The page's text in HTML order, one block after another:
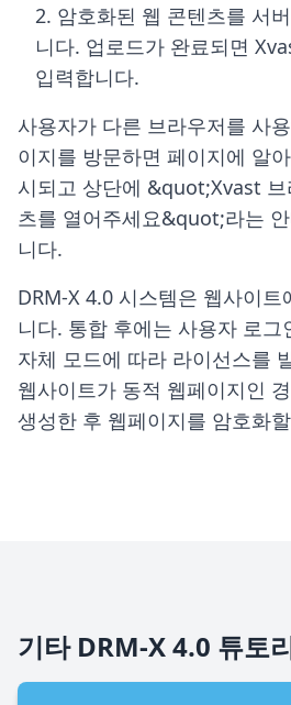
2. 암호화된 웹 콘텐츠를 서
니다. 업로드가 완료되면
입력합니다.
사용자가 다른 브라우저를 사
이지를 방문하면 페이지에 알
시되고 상단에 &quot;Xvast
츠를 열어주세요&quot;라는
니다.
DRM-X 4.0 시스템은 웹사이
니다. 통합 후에는 사용자 로그
자체 모드에 따라 라이선스를
웹사이트가 동적 웹페이지인
생성한 후 웹페이지를 암호화
기타 DRM-X 4.0 튜토